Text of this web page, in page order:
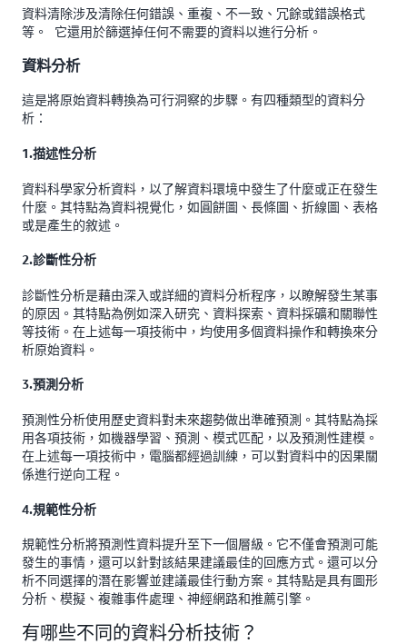
資料清除涉及清除任何錯誤、重複、不一致、冗餘或錯誤格式
等。 它還用於篩選掉任何不需要的資料以進行分析。
資料分析
這是將原始資料轉換為可行洞察的步驟。有四種類型的資料分
析：
1.描述性分析
資料科學家分析資料，以了解資料環境中發生了什麼或正在發生
什麼。其特點為資料視覺化，如圓餅圖、長條圖、折線圖、表格
或是產生的敘述。
2.診斷性分析
診斷性分析是藉由深入或詳細的資料分析程序，以瞭解發生某事
的原因。其特點為例如深入研究、資料探索、資料採礦和關聯性
等技術。在上述每一項技術中，均使用多個資料操作和轉換來分
析原始資料。
3.預測分析
預測性分析使用歷史資料對未來趨勢做出準確預測。其特點為採
用各項技術，如機器學習、預測、模式匹配，以及預測性建模。
在上述每一項技術中，電腦都經過訓練，可以對資料中的因果關
係進行逆向工程。
4.規範性分析
規範性分析將預測性資料提升至下一個層級。它不僅會預測可能
發生的事情，還可以針對該結果建議最佳的回應方式。還可以分
析不同選擇的潛在影響並建議最佳行動方案。其特點是具有圖形
分析、模擬、複雜事件處理、神經網路和推薦引擎。
有哪些不同的資料分析技術？